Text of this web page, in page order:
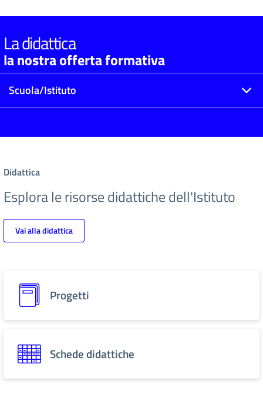
La didattica
la nostra offerta formativa
Scuola/Istituto
Didattica
Esplora le risorse didattiche dell'Istituto
Vai alla didattica
Progetti
Schede didattiche